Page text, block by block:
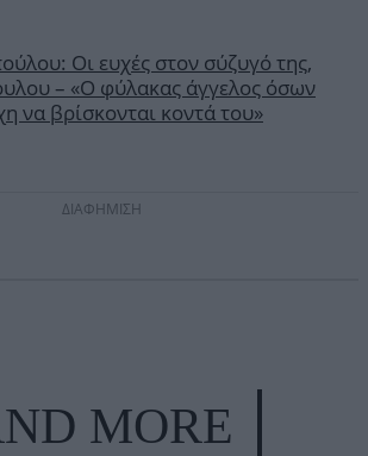
Οι ευχές στον σύζυγό της,
– «Ο φύλακας άγγελος όσων
να βρίσκονται κοντά του»
ΔΙΑΦΗΜΙΣΗ
MORE